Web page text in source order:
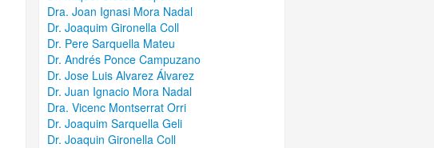
Dra. Joan Ignasi Mora Nadal
Dr. Joaquim Gironella Coll
Dr. Pere Sarquella Mateu
Dr. Andrés Ponce Campuzano
Dr. Jose Luis Alvarez Álvarez
Dr. Juan Ignacio Mora Nadal
Dra. Vicenc Montserrat Orri
Dr. Joaquim Sarquella Geli
Dr. Joaquin Gironella Coll